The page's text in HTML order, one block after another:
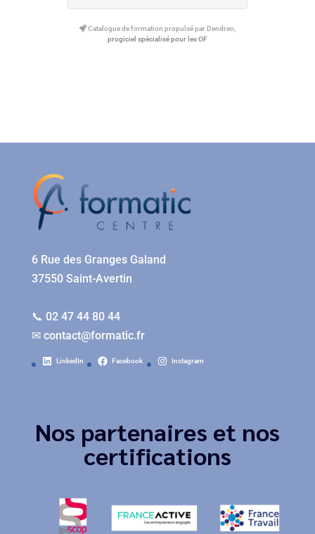
Catalogue de formation propulsé par Dendreo,
progiciel spécialisé pour les OF
6 Rue des Granges Galand
37550 Saint-Avertin
📞 02 47 44 80 44
✉ contact@formatic.fr
LinkedIn Facebook Instagram
Nos partenaires et nos
certifications